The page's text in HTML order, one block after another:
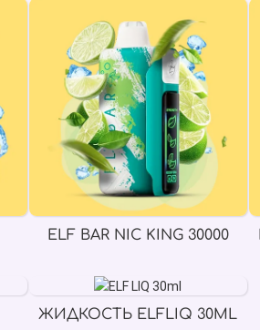
ELF BAR NIC KING 30000
ЖИДКОСТЬ ELFLIQ 30ML